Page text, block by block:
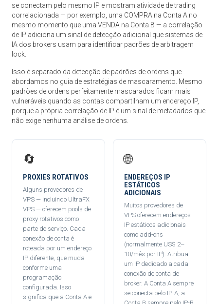
se conectam pelo mesmo IP e mostram atividade de trading
correlacionada — por exemplo, uma COMPRA na Conta A no
mesmo momento que uma VENDA na Conta B — a correlação
de IP adiciona um sinal de detecção adicional que sistemas de
IA dos brokers usam para identificar padrões de arbitragem
lock.
Isso é separado da detecção de padrões de ordens que
abordamos no guia de estratégias de mascaramento. Mesmo
padrões de ordens perfeitamente mascarados ficam mais
vulneráveis quando as contas compartilham um endereço IP,
porque a própria correlação de IP é um sinal de metadados que
não exige nenhuma análise de ordens.
🔄
PROXIES ROTATIVOS
Alguns provedores de
VPS — incluindo UltraFX
VPS — oferecem pools de
proxy rotativos como
parte do serviço. Cada
conexão de conta é
roteada por um endereço
IP diferente, que muda
conforme uma
programação
configurada. Isso
significa que a Conta A e
🌐
ENDEREÇOS IP
ESTÁTICOS
ADICIONAIS
Muitos provedores de
VPS oferecem endereços
IP estáticos adicionais
como add-ons
(normalmente US$ 2–
10/mês por IP). Atribua
um IP dedicado a cada
conexão de conta de
broker. A Conta A sempre
se conecta pelo IP-A, a